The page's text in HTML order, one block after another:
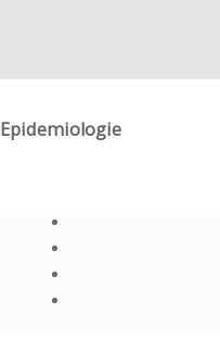
Epidemiologie